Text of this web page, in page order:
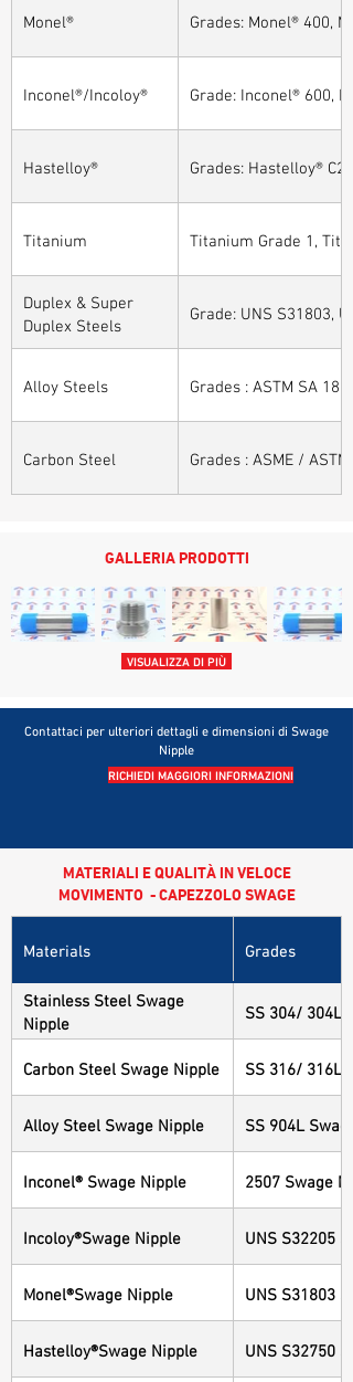
Monel® Grades: Monel® 400,
Inconel®/Incoloy® Grade: Inconel® 600,
Hastelloy® Grades: Hastelloy®
Titanium Titanium Grade 1,
Duplex & Super
Duplex Steels
Grade: UNS S31803,
Alloy Steels Grades : ASTM SA
Carbon Steel Grades : ASME /
GALLERIA PRODOTTI
VISUALIZZA DI PIÙ
Contattaci per ulteriori dettagli e dimensioni di Swage
Nipple
RICHIEDI MAGGIORI INFORMAZIONI
MATERIALI E QUALITÀ IN VELOCE
MOVIMENTO - CAPEZZOLO SWAGE
Materials Grades
Stainless Steel Swage
Nipple
SS 304/ 304L
Carbon Steel Swage Nipple SS 316/ 316L
Alloy Steel Swage Nipple SS 904L
Inconel® Swage Nipple 2507 Swage
Incoloy®Swage Nipple UNS S32205
Monel®Swage Nipple UNS S31803
Hastelloy®Swage Nipple UNS S32750